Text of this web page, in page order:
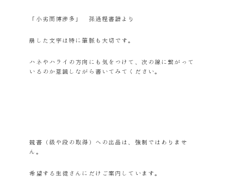
「小劣而博渉多」 孫過程書譜より
崩した文字は特に筆脈も大切です。
ハネやハライの方向にも気をつけて、次の線に繋がって
いるのか意識しながら書いてみてください。
競書（級や段の取得）への出品は、強制ではありませ
ん。
希望する生徒さんにだけご案内しています。